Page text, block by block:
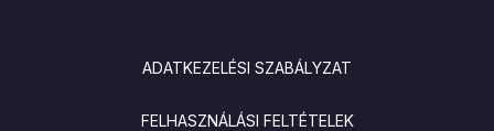
ADATKEZELÉSI SZABÁLYZAT
FELHASZNÁLÁSI FELTÉTELEK